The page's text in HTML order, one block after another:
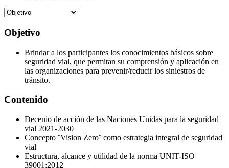
Objetivo
Brindar a los participantes los conocimientos básicos sobre
seguridad vial, que permitan su comprensión y aplicación en
las organizaciones para prevenir/reducir los siniestros de
tránsito.
Contenido
Decenio de acción de las Naciones Unidas para la seguridad
vial 2021-2030
Concepto ¨Vision Zero¨ como estrategia integral de seguridad
vial
Estructura, alcance y utilidad de la norma UNIT-ISO
39001:2012